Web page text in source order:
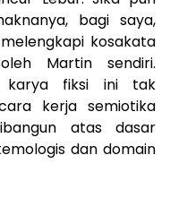
bagi saya,
kosakata
Martin sendiri.
karya fiksi ini tak
kerja semiotika
atas dasar
dan domain